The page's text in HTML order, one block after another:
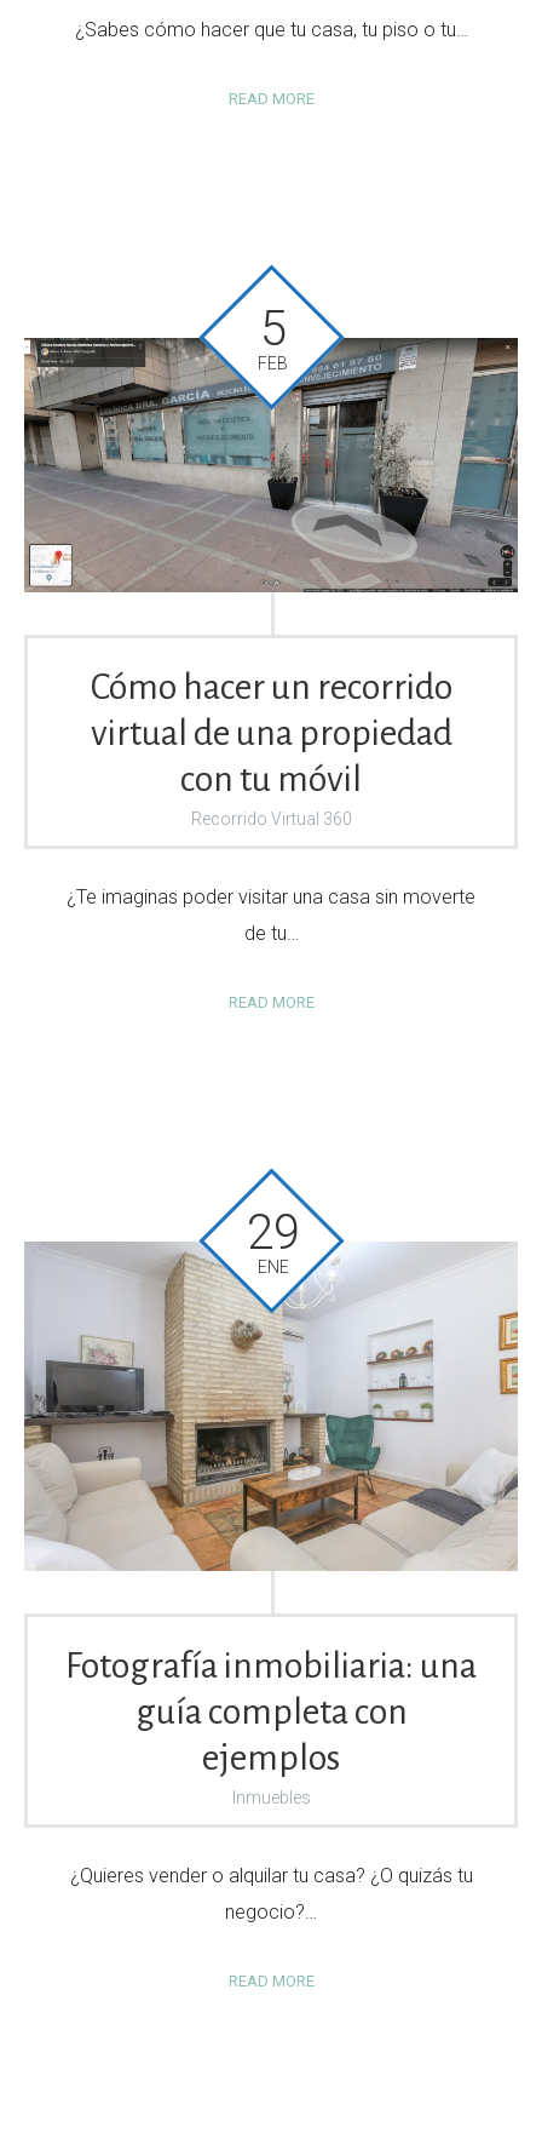
¿Sabes cómo hacer que tu casa, tu piso o tu…
READ MORE
5
FEB
Cómo hacer un recorrido
virtual de una propiedad
con tu móvil
Recorrido Virtual 360
¿Te imaginas poder visitar una casa sin moverte
de tu…
READ MORE
29
ENE
Fotografía inmobiliaria: una
guía completa con
ejemplos
Inmuebles
¿Quieres vender o alquilar tu casa? ¿O quizás tu
negocio?…
READ MORE